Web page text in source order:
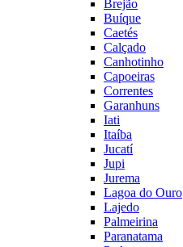
Brejão
Buíque
Caetés
Calçado
Canhotinho
Capoeiras
Correntes
Garanhuns
Iati
Itaíba
Jucatí
Jupi
Jurema
Lagoa do Ouro
Lajedo
Palmeirina
Paranatama